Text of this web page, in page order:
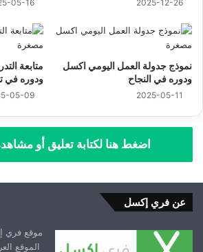
2025-12-26
05-16
نموذج جدولة العمل اليومي اكسل
ودوره في النجاح
2025-05-11
متابعة
ودوره في
05-09
اضغط هنا لكتابة تعليق أو
عن فري إكسل
الموقع